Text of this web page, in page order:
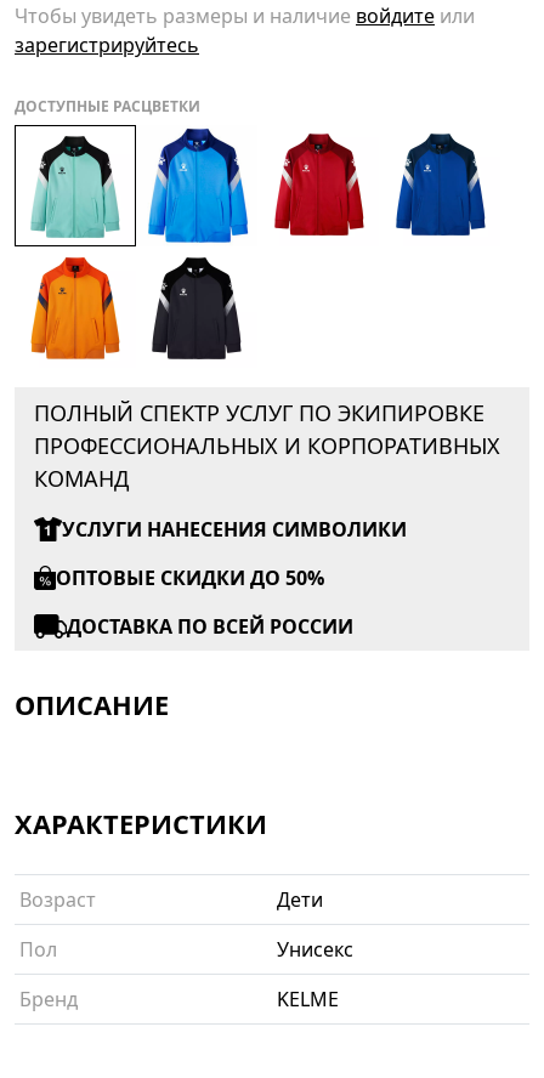
Чтобы увидеть размеры и наличие войдите или
зарегистрируйтесь
ДОСТУПНЫЕ РАСЦВЕТКИ
ПОЛНЫЙ СПЕКТР УСЛУГ ПО ЭКИПИРОВКЕ
ПРОФЕССИОНАЛЬНЫХ И КОРПОРАТИВНЫХ
КОМАНД
УСЛУГИ НАНЕСЕНИЯ СИМВОЛИКИ
ОПТОВЫЕ СКИДКИ ДО 50%
ДОСТАВКА ПО ВСЕЙ РОССИИ
ОПИСАНИЕ
ХАРАКТЕРИСТИКИ
Возраст
Дети
Пол
Унисекс
Бренд
KELME